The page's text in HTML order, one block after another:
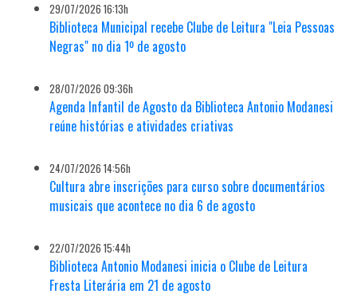
29/07/2026 16:13h
Biblioteca Municipal recebe Clube de Leitura "Leia Pessoas
Negras" no dia 1º de agosto
28/07/2026 09:36h
Agenda Infantil de Agosto da Biblioteca Antonio Modanesi
reúne histórias e atividades criativas
24/07/2026 14:56h
Cultura abre inscrições para curso sobre documentários
musicais que acontece no dia 6 de agosto
22/07/2026 15:44h
Biblioteca Antonio Modanesi inicia o Clube de Leitura
Fresta Literária em 21 de agosto